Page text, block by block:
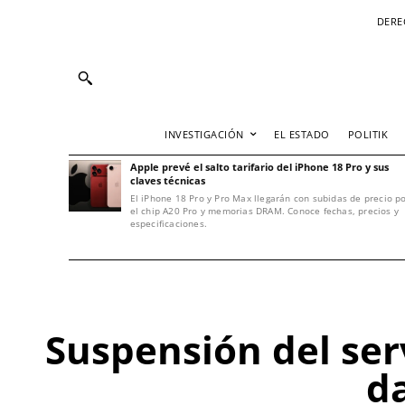
INVESTIGACIÓN EL ESTADO POLITIK
Apple prevé el salto tarifario del iPhone 18 Pro y sus
claves técnicas
El iPhone 18 Pro y Pro Max llegarán con subidas de precio
el chip A20 Pro y memorias DRAM. Conoce fechas, precios y
especificaciones.
Suspensión del